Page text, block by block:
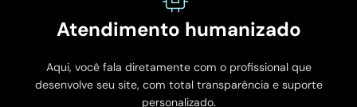
Atendimento humanizado
Aqui, você fala diretamente com o profissional que
desenvolve seu site, com total transparência e suporte
personalizado.